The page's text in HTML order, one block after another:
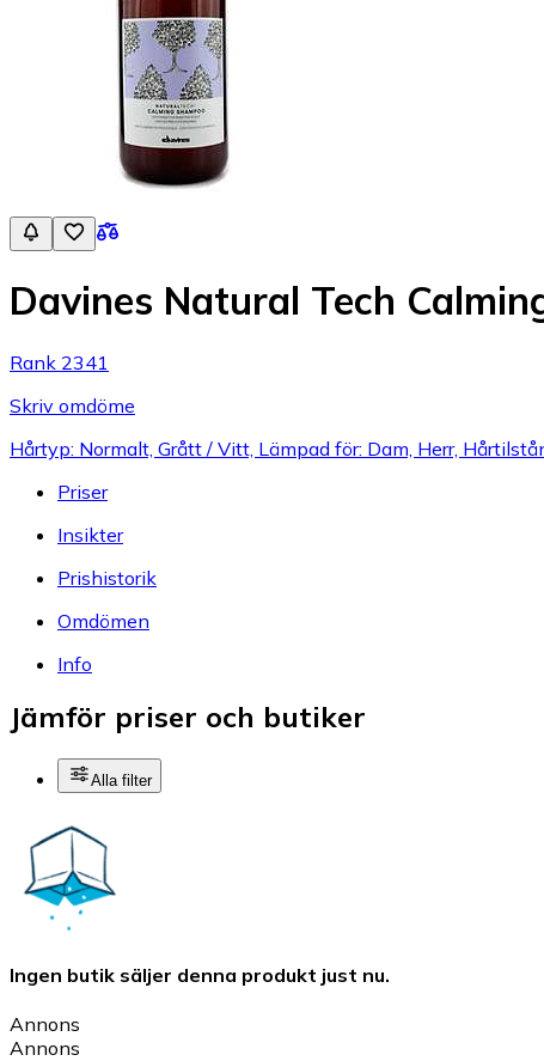
Davines Natural Tech
Rank 2341
Skriv omdöme
Hårtyp: Normalt, Grått / Vitt, Lämpad för: Dam, Herr,
Priser
Insikter
Prishistorik
Omdömen
Info
Jämför priser och butiker
Alla filter
Ingen butik säljer denna produkt just nu.
Annons
Annons